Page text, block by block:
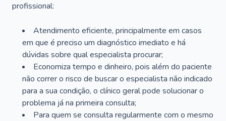
profissional:
Atendimento eficiente, principalmente em casos
em que é preciso um diagnóstico imediato e há
dúvidas sobre qual especialista procurar;
Economiza tempo e dinheiro, pois além do paciente
não correr o risco de buscar o especialista não indicado
para a sua condição, o clínico geral pode solucionar o
problema já na primeira consulta;
Para quem se consulta regularmente com o mesmo